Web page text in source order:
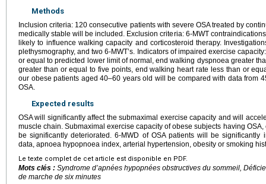
Methods
Inclusion criteria: 120 consecutive patients with severe OSA treated by
medically stable will be included. Exclusion criteria: 6-MWT
likely to influence walking capacity and corticosteroid therapy.
plethysmography, and two 6-MWT’s. Indicators of impaired exercise
or equal to predicted lower limit of normal, end walking dyspnoea greater
greater than or equal to five points, end walking heart rate less than or
our obese patients aged 40–60 years old will be compared with data from
OSA.
Expected results
OSA will significantly affect the submaximal exercise capacity and will
muscle chain. Submaximal exercise capacity of obese subjects having
be significantly deteriorated. 6-MWD of OSA patients will be significantly
data, apnoea hypopnoea index, arterial hypertension, obesity or smoking
Le texte complet de cet article est disponible en PDF.
Mots clés : Syndrome d’apnées hypopnées obstructives du sommeil,
de marche de six minutes